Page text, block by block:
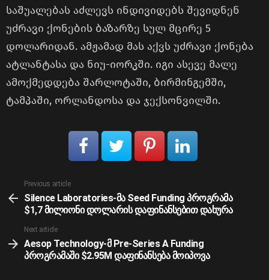
საშუალებას აძლევს ინდივიდებს შევიდნენ
უძრავი ქონების ბაზარზე სულ მცირე 5
დოლარიდან. ამჟამად მას აქვს უძრავი ქონება
ატლანტასა და ნიუ-იორკში. იგი ასევე მალე
ამოქმედდება შარლოტაში, ბირმინგემში,
ტამპაში, ორლანდოსა და ჯექსონვილში.
more
Previous article
Silence Laboratories-მა Seed Funding პროგრამა
$1,7 მილიონი დოლარის დაფინანსებით დახურა
Next article
Aesop Technology-მ Pre-Series A Funding
პროგრამაში $2.95M დაფინანსება მოიპოვა